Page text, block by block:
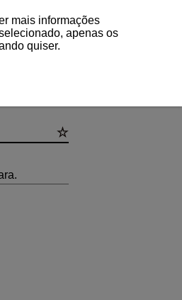
mais informações
apenas os
quiser.